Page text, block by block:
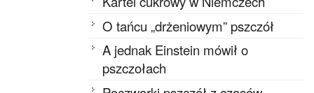
O tańcu „drżeniowym” pszczół
A jednak Einstein mówił o
pszczołach